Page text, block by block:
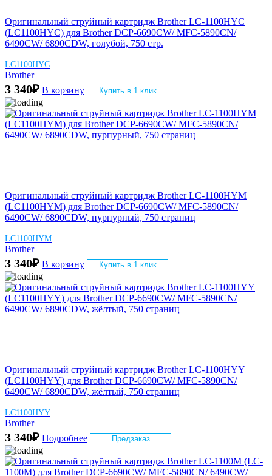
Оригинальный струйный картридж Brother LC-1100HYC
(LC1100HYC) для Brother DCP-6690CW/ MFC-5890CN/
6490CW/ 6890CDW, голубой, 750 стр.
LC1100HYC
Brother
3 340₽ В корзину Купить в 1 клик
Оригинальный струйный картридж Brother LC-1100HYM
(LC1100HYM) для Brother DCP-6690CW/ MFC-5890CN/
6490CW/ 6890CDW, пурпурный, 750 страниц
LC1100HYM
Brother
3 340₽ В корзину Купить в 1 клик
Оригинальный струйный картридж Brother LC-1100HYY
(LC1100HYY) для Brother DCP-6690CW/ MFC-5890CN/
6490CW/ 6890CDW, жёлтый, 750 страниц
LC1100HYY
Brother
3 340₽ Подробнее Предзаказ